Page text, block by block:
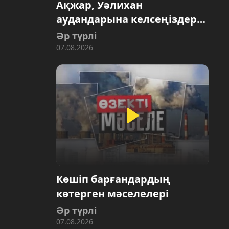
Ақжар, Уәлихан
аудандарына келсеңіздер…
Әр түрлі
07.08.2026
Көшіп барғандардың
көтерген мәселелері
Әр түрлі
07.08.2026